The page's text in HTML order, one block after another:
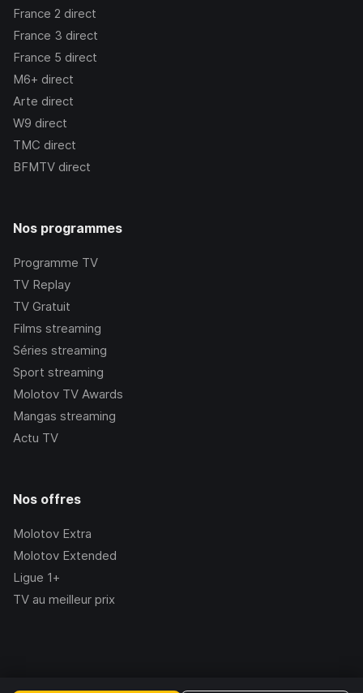
France 2 direct
France 3 direct
France 5 direct
M6+ direct
Arte direct
W9 direct
TMC direct
BFMTV direct
Nos programmes
Programme TV
TV Replay
TV Gratuit
Films streaming
Séries streaming
Sport streaming
Molotov TV Awards
Mangas streaming
Actu TV
Nos offres
Molotov Extra
Molotov Extended
Ligue 1+
TV au meilleur prix